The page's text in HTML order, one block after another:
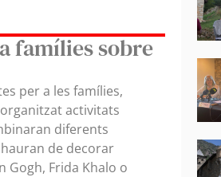
famílies sobre
per a les famílies,
activitats
diferents
de decorar
Gogh, Frida Khalo o